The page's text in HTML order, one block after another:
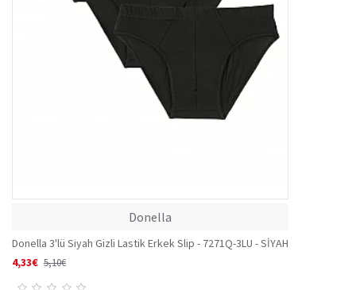
Donella
Donella 3'lü Siyah Gizli Lastik Erkek Slip - 7271Q-3LU - SİYAH
4,33€ 5,10€